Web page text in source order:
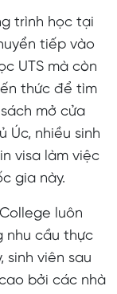
trình học tại
tiếp vào
UTS mà còn
thức để tìm
mở cửa
Úc, nhiều sinh
visa làm việc
gia này.
luôn
nhu cầu thực
sinh viên sau
bởi các nhà